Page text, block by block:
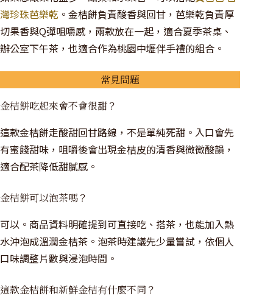
灣珍珠芭樂乾 。金桔餅負責酸香與回甘，芭樂乾負責厚
切果香與Q彈咀嚼感，兩款放在一起，適合夏季茶桌、
辦公室下午茶，也適合作為桃園中壢伴手禮的組合。
常見問題
金桔餅吃起來會不會很甜？
這款金桔餅走酸甜回甘路線，不是單純死甜。入口會先
有蜜餞甜味，咀嚼後會出現金桔皮的清香與微微酸韻，
適合配茶降低甜膩感。
金桔餅可以泡茶嗎？
可以。商品資料明確提到可直接吃、搭茶，也能加入熱
水沖泡成溫潤金桔茶。泡茶時建議先少量嘗試，依個人
口味調整片數與浸泡時間。
這款金桔餅和新鮮金桔有什麼不同？